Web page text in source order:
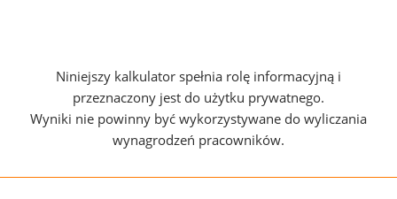
Niniejszy kalkulator spełnia rolę informacyjną i
przeznaczony jest do użytku prywatnego.
Wyniki nie powinny być wykorzystywane do wyliczania
wynagrodzeń pracowników.